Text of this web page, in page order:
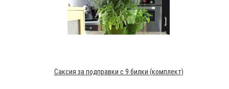
Саксия за подправки с 9 билки (комплект)